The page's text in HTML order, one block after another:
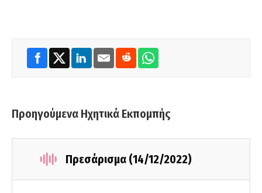
Προηγούμενα Ηχητικά Εκπομπής
Πρεσάρισμα (14/12/2022)